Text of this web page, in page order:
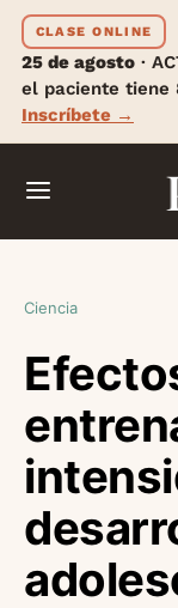
CLASE ONLINE
25 de agosto ·
el paciente tiene
Inscríbete →
Ciencia